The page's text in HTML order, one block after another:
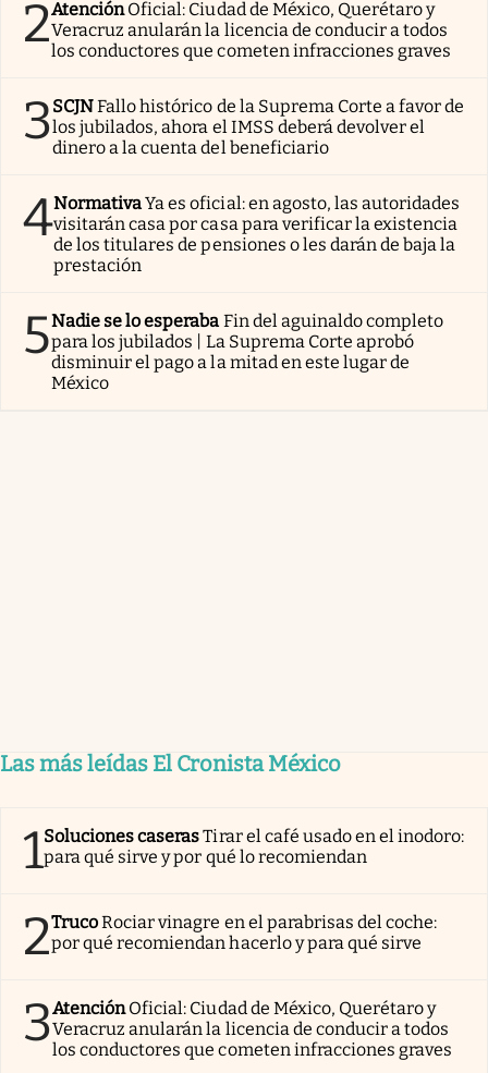
2AtenciónOficial: Ciudad de México, Querétaro y
Veracruz anularán la licencia de conducir a todos
los conductores que cometen infracciones graves
3SCJNFallo histórico de la Suprema Corte a favor de
los jubilados, ahora el IMSS deberá devolver el
dinero a la cuenta del beneficiario
4NormativaYa es oficial: en agosto, las autoridades
visitarán casa por casa para verificar la existencia
de los titulares de pensiones o les darán de baja la
prestación
5Nadie se lo esperaba Fin del aguinaldo completo
para los jubilados | La Suprema Corte aprobó
disminuir el pago a la mitad en este lugar de
México
Las más leídas El Cronista México
1Soluciones caserasTirar el café usado en el inodoro:
para qué sirve y por qué lo recomiendan
2TrucoRociar vinagre en el parabrisas del coche:
por qué recomiendan hacerlo y para qué sirve
3AtenciónOficial: Ciudad de México, Querétaro y
Veracruz anularán la licencia de conducir a todos
los conductores que cometen infracciones graves